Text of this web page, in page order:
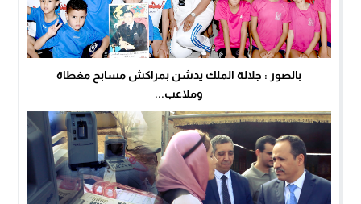
بالصور : جلالة الملك يدشن بمراكش مسابح مغطاة
وملاعب...